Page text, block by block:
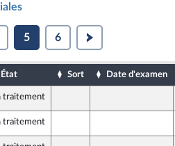
5 6
État Sort Date d'examen
traitement
traitement